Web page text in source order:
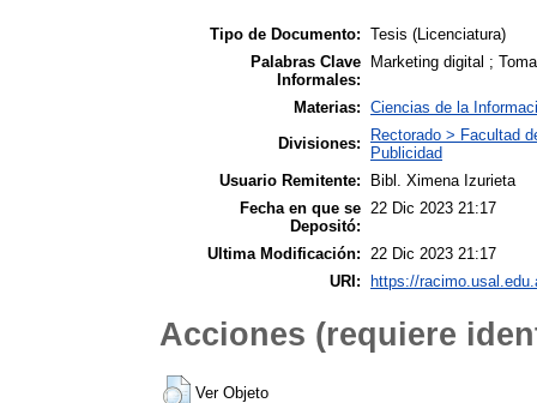
Tipo de Documento: Tesis (Licenciatura)
Palabras Clave
Informales:
Marketing digital ;
Materias: Ciencias de la
Divisiones:
Rectorado > Facultad
Publicidad
Usuario Remitente:
Bibl. Ximena Izurieta
Fecha en que se
Depositó:
22 Dic 2023 21:17
Ultima Modificación: 22 Dic 2023 21:17
URI:
https://
Acciones (requiere
Ver Objeto